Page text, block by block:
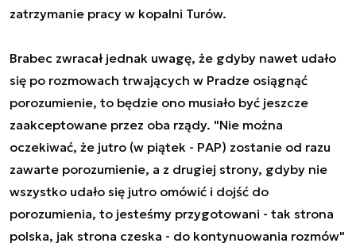
zatrzymanie pracy w kopalni Turów.
Brabec zwracał jednak uwagę, że gdyby nawet udało
się po rozmowach trwających w Pradze osiągnąć
porozumienie, to będzie ono musiało być jeszcze
zaakceptowane przez oba rządy. "Nie można
oczekiwać, że jutro (w piątek - PAP) zostanie od razu
zawarte porozumienie, a z drugiej strony, gdyby nie
wszystko udało się jutro omówić i dojść do
porozumienia, to jesteśmy przygotowani - tak strona
polska, jak strona czeska - do kontynuowania rozmów"